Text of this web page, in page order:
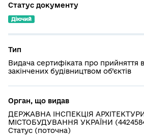
Статус документу
Діючий
Тип
Видача сертифіката про прийняття
закінчених будівництвом об’єктів
Орган, що видав
ДЕРЖАВНА ІНСПЕКЦІЯ
МІСТОБУДУВАННЯ УКРАЇНИ
Статус (поточна)